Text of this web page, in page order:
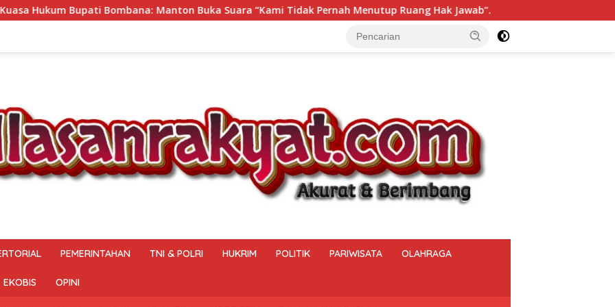
Buka Suara “Kami Tidak Pernah Menutup Ruang Hak Jawab”. Lapas Narkotika Muara Beliti Seleksi Ketat
PEMERINTAHAN TNI & POLRI HUKRIM POLITIK PARIWISATA OLAHRAGA
EKOBIS OPINI